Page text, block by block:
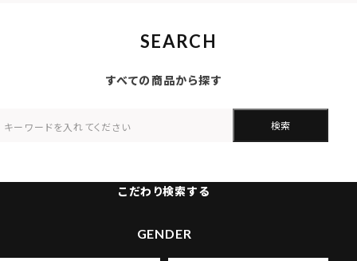
SEARCH
すべての商品から探す
検索
こだわり検索する
GENDER